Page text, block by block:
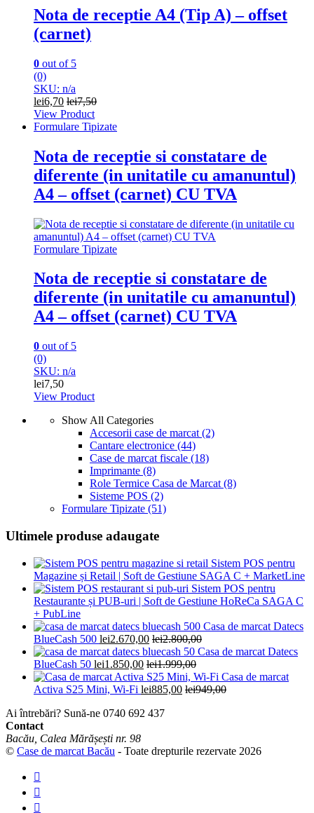
Nota de receptie A4 (Tip A) – offset
(carnet)
0 out of 5
(0)
SKU: n/a
lei6,70 lei7,50
View Product
Formulare Tipizate
Nota de receptie si constatare de
diferente (in unitatile cu amanuntul)
A4 – offset (carnet) CU TVA
Formulare Tipizate
Nota de receptie si constatare de
diferente (in unitatile cu amanuntul)
A4 – offset (carnet) CU TVA
0 out of 5
(0)
SKU: n/a
lei7,50
View Product
Show All Categories
Accesorii case de marcat (2)
Cantare electronice (44)
Case de marcat fiscale (18)
Imprimante (8)
Role Termice Casa de Marcat (8)
Sisteme POS (2)
Formulare Tipizate (51)
Ultimele produse adaugate
Sistem POS pentru
Magazine și Retail | Soft de Gestiune SAGA C + MarketLine
Sistem POS pentru
Restaurante și PUB-uri | Soft de Gestiune HoReCa SAGA C
+ PubLine
Casa de marcat Datecs
BlueCash 500 lei2.670,00 lei2.800,00
Casa de marcat Datecs
BlueCash 50 lei1.850,00 lei1.999,00
Casa de marcat
Activa S25 Mini, Wi-Fi lei885,00 lei949,00
Ai întrebări? Sună-ne 0740 692 437
Contact
Bacău, Calea Mărășești nr. 98
© Case de marcat Bacău - Toate drepturile rezervate 2026